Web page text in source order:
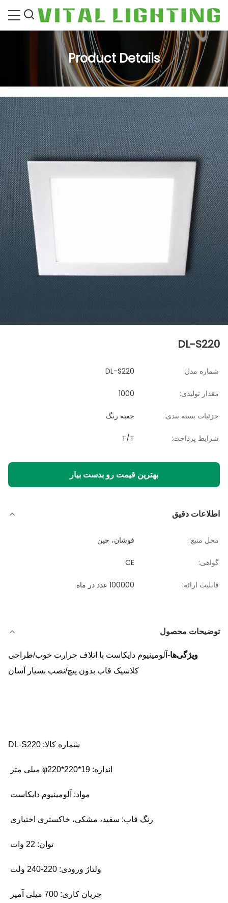
Product Details
DL-S220
شماره مدل: DL-S220
مقدار تولیدی: 1000
جزئیات بسته بندی: جعبه رنگ
شرایط پرداخت: T/T
بهترین قیمت رو بدست بیار
اطلاعات دقیق
محل منبع: فوشان، چین
گواهی: CE
قابلیت ارائه: 100000 عدد در ماه
توضیحات محصول
ویژگی‌ها-آلومینیوم دایکاست با اتلاف حرارت خوب/طراحی
کلاسیک قاب بدون پیچ/نصب بسیار آسان
شماره کالا: DL-S220
اندازه: φ220*220*19 میلی متر
مواد: آلومینیوم دایکاست
رنگ قاب: سفید، مشکی، خاکستری اختیاری
توان: 22 وات
ولتاژ ورودی: 220-240 ولت
جریان کاری: 700 میلی آمپر